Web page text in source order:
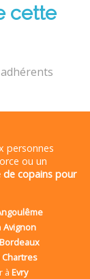
cette
personnes
ou un
copains pour
Avignon
Bordeaux
Chartres
à Evry